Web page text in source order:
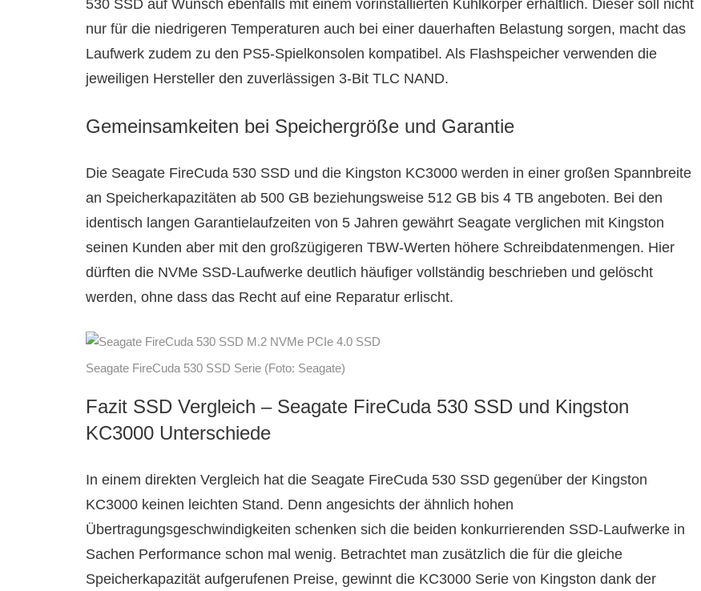
530 SSD auf Wunsch ebenfalls mit einem vorinstallierten Kühlkörper erhältlich. Dieser soll nicht
nur für die niedrigeren Temperaturen auch bei einer dauerhaften Belastung sorgen, macht das
Laufwerk zudem zu den PS5-Spielkonsolen kompatibel. Als Flashspeicher verwenden die
jeweiligen Hersteller den zuverlässigen 3-Bit TLC NAND.
Gemeinsamkeiten bei Speichergröße und Garantie
Die Seagate FireCuda 530 SSD und die Kingston KC3000 werden in einer großen Spannbreite
an Speicherkapazitäten ab 500 GB beziehungsweise 512 GB bis 4 TB angeboten. Bei den
identisch langen Garantielaufzeiten von 5 Jahren gewährt Seagate verglichen mit Kingston
seinen Kunden aber mit den großzügigeren TBW-Werten höhere Schreibdatenmengen. Hier
dürften die NVMe SSD-Laufwerke deutlich häufiger vollständig beschrieben und gelöscht
werden, ohne dass das Recht auf eine Reparatur erlischt.
Seagate FireCuda 530 SSD Serie (Foto: Seagate)
Fazit SSD Vergleich – Seagate FireCuda 530 SSD und Kingston
KC3000 Unterschiede
In einem direkten Vergleich hat die Seagate FireCuda 530 SSD gegenüber der Kingston
KC3000 keinen leichten Stand. Denn angesichts der ähnlich hohen
Übertragungsgeschwindigkeiten schenken sich die beiden konkurrierenden SSD-Laufwerke in
Sachen Performance schon mal wenig. Betrachtet man zusätzlich die für die gleiche
Speicherkapazität aufgerufenen Preise, gewinnt die KC3000 Serie von Kingston dank der